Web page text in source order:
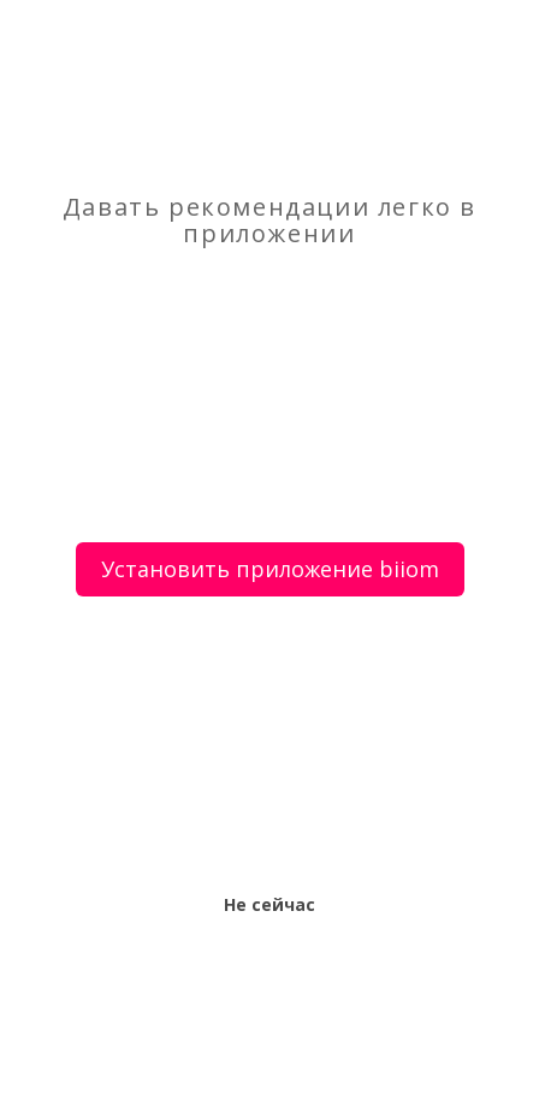
о Свежепиленная обрезная доска 25,30 х 100 х
6000
Оплата услуг сервиса biiom означает согласие с
Давать рекомендации легко в
приложении
Установить приложение biiom
Не сейчас